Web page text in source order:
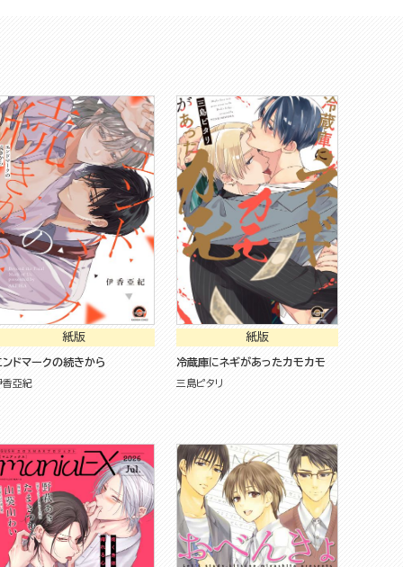
紙版
ンドマークの続きから
香亞紀
紙版
冷蔵庫にネギがあったカモカモ
三島ピタリ